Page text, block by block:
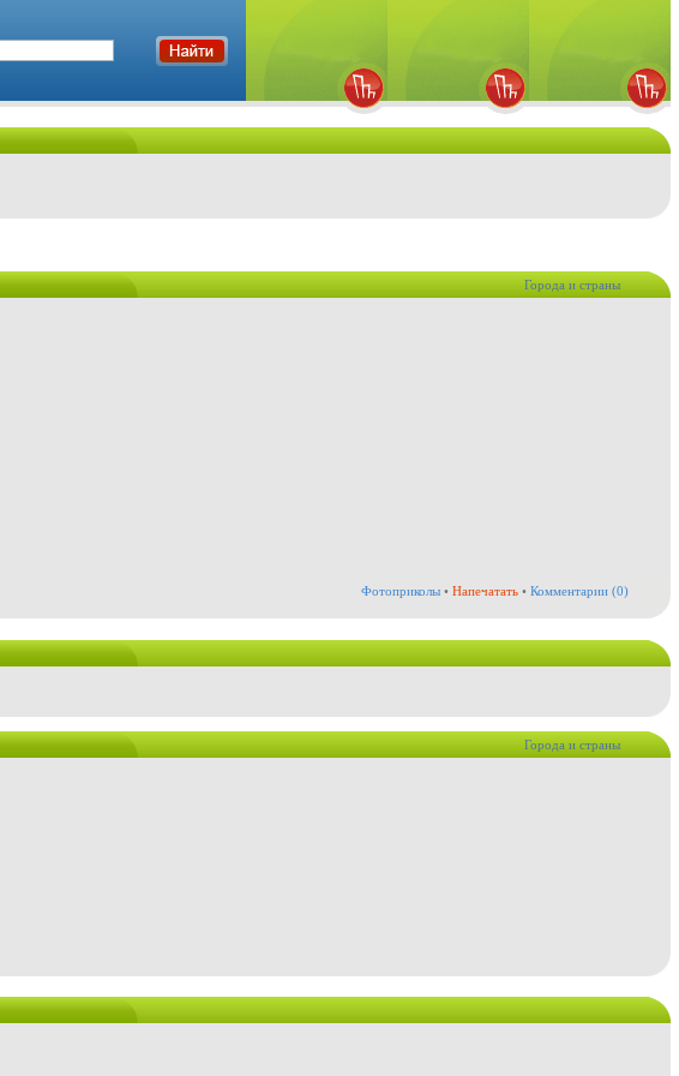
Города и страны
Фотоприколы • Напечатать • Комментарии (0)
Города и страны